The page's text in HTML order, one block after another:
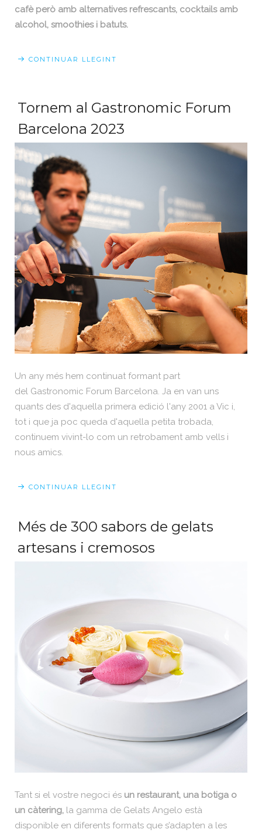
cafè però amb alternatives refrescants, cocktails amb
alcohol, smoothies i batuts.
CONTINUAR LLEGINT
Tornem al Gastronomic Forum
Barcelona 2023
Un any més hem continuat formant part
del Gastronomic Forum Barcelona. Ja en van uns
quants des d'aquella primera edició l'any 2001 a Vic i,
tot i que ja poc queda d'aquella petita trobada,
continuem vivint-lo com un retrobament amb vells i
nous amics.
CONTINUAR LLEGINT
Més de 300 sabors de gelats
artesans i cremosos
Tant si el vostre negoci és un restaurant, una botiga o
un càtering, la gamma de Gelats Angelo està
disponible en diferents formats que s’adapten a les